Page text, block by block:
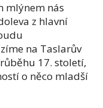
mlýnem nás
z hlavní
na Taslarův
17. století,
o něco mladší